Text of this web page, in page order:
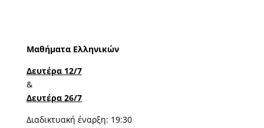
Μαθήματα Ελληνικών
Δευτέρα 12/7
&
Δευτέρα 26/7
Διαδικτυακή έναρξη: 19:30